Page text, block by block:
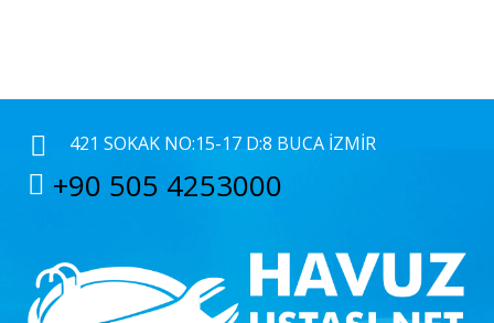
421 SOKAK NO:15-17 D:8 BUCA İZMIR
+90 505 4253000